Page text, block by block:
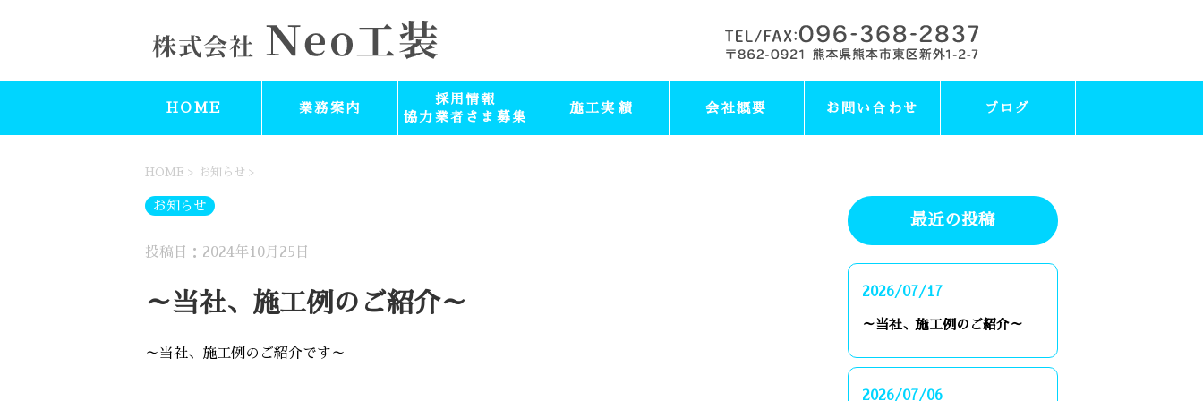
HOME 業務案内
採用情報
協力業者さま募集
施工実績 会社概要 お問い合わせ ブログ
HOME > お知らせ >
お知らせ
投稿日：2024年10月25日
～当社、施工例のご紹介～
～当社、施工例のご紹介です～
最近の投稿
2026/07/17
～当社、施工例のご紹介～
2026/07/06